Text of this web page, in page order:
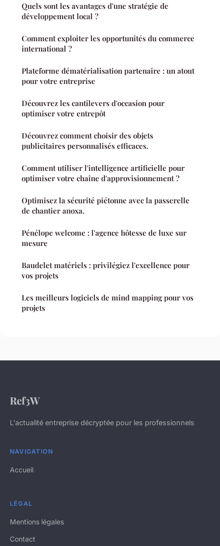
Quels sont les avantages d'une stratégie de
développement local ?
Comment exploiter les opportunités du commerce
international ?
Plateforme dématérialisation partenaire : un atout
pour votre entreprise
Découvrez les cantilevers d'occasion pour
optimiser votre entrepôt
Découvrez comment choisir des objets
publicitaires personnalisés efficaces.
Comment utiliser l'intelligence artificielle pour
optimiser votre chaîne d'approvisionnement ?
Optimisez la sécurité piétonne avec la passerelle
de chantier anoxa.
Pénélope welcome : l'agence hôtesse de luxe sur
mesure
Baudelet matériels : privilégiez l'excellence pour
vos projets
Les meilleurs logiciels de mind mapping pour vos
projets
Ref3W
L'actualité entreprise décryptée pour les professionnels
NAVIGATION
Accueil
LÉGAL
Mentions légales
Contact